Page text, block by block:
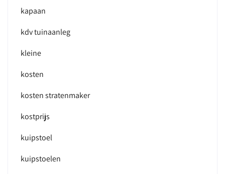
kapaan
kdv tuinaanleg
kleine
kosten
kosten stratenmaker
kostprijs
kuipstoel
kuipstoelen